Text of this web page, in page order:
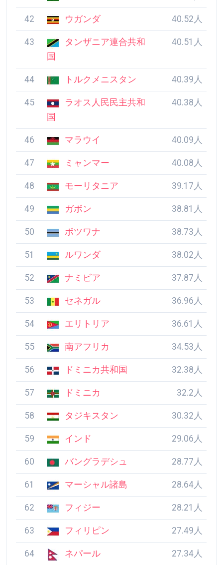
42 ウガンダ 40.52人
43
タンザニア連合共和
国
40.51人
44 トルクメニスタン 40.39人
45
ラオス人民民主共和
国
40.38人
46 マラウイ 40.09人
47 ミャンマー 40.08人
48 モーリタニア 39.17人
49 ガボン 38.81人
50 ボツワナ 38.73人
51 ルワンダ 38.02人
52 ナミビア 37.87人
53 セネガル 36.96人
54 エリトリア 36.61人
55 南アフリカ 34.53人
56 ドミニカ共和国 32.38人
57 ドミニカ 32.2人
58 タジキスタン 30.32人
59 インド 29.06人
60 バングラデシュ 28.77人
61 マーシャル諸島 28.64人
62 フィジー 28.21人
63 フィリピン 27.49人
64 ネパール 27.34人